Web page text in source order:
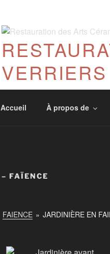
VERRIERS
Accueil À propos de
– FAÏENCE
FAIENCE » JARDINIÈRE EN